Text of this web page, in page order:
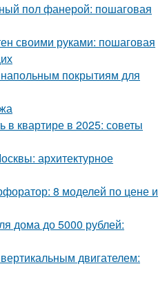
пол фанерой: пошаговая
своими руками: пошаговая
покрытиям для
в квартире в 2025: советы
архитектурное
8 моделей по цене и
дома до 5000 рублей:
двигателем: